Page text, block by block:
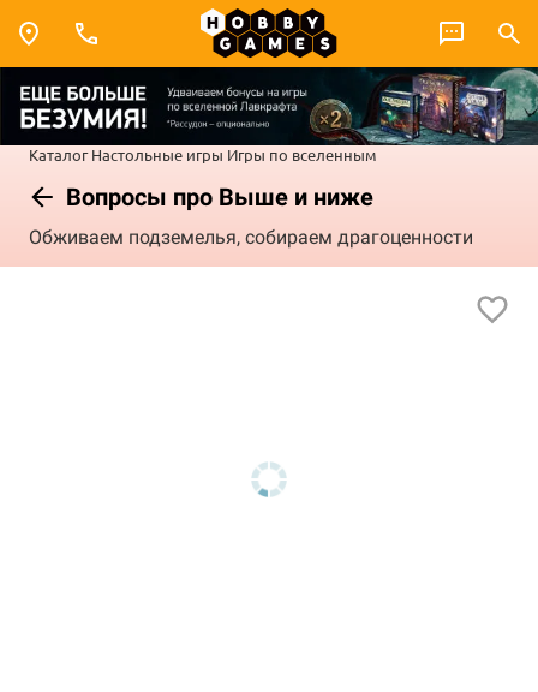
Каталог Настольные игры Игры по вселенным
Вопросы про Выше и ниже
Обживаем подземелья, собираем драгоценности